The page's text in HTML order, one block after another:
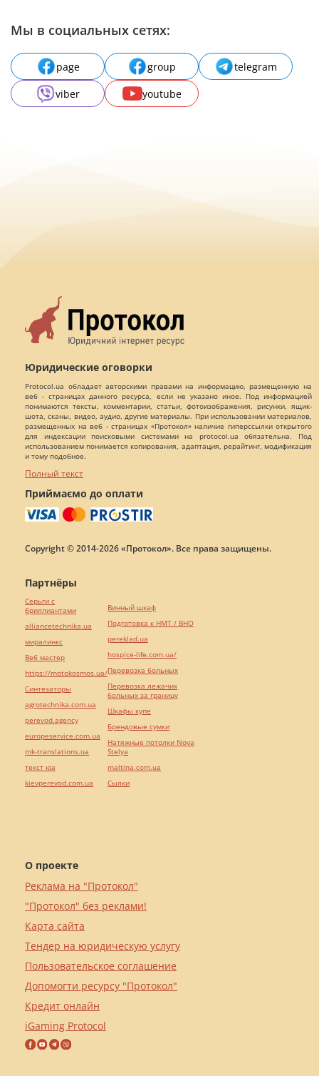
Мы в социальных сетях:
page group
telegram
viber
youtube
Юридические оговорки
Protocol.ua обладает авторскими правами на информацию, размещенную на
веб - страницах данного ресурса, если не указано иное. Под информацией
понимаются тексты, комментарии, статьи, фотоизображения, рисунки, ящик-
шота, сканы, видео, аудио, другие материалы. При использовании материалов,
размещенных на веб - страницах «Протокол» наличие гиперссылки открытого
для индексации поисковыми системами на protocol.ua обязательна. Под
использованием понимается копирования, адаптация, рерайтинг, модификация
и тому подобное.
Полный текст
Приймаємо до оплати
Copyright © 2014-2026 «Протокол». Все права защищены.
О проекте
Реклама на "Протокол"
"Протокол" без реклами!
Карта сайта
Тендер на юридическую услугу
Пользовательское соглашение
Допомогти ресурсу "Протокол"
Кредит онлайн
iGaming Protocol
Партнёры
Серьги с
бриллиантами
alliancetechnika.ua
миралинкс
Веб мастер
https://motokosmos.ua/
Синтезаторы
agrotechnika.com.ua
perevod.agency
europeservice.com.ua
mk-translations.ua
текст юа
kievperevod.com.ua
Винный шкаф
Подготовка к НМТ / ВНО
pereklad.ua
hospice-life.com.ua/
Перевозка больных
Перевозка лежачих
больных за границу
Шкафы купе
Брендовые сумки
Натяжные потолки Nova
Stelya
maltina.com.ua
Cылки